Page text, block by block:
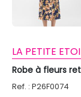
LA PETITE
Robe à fleurs
Ref. : P26F0074